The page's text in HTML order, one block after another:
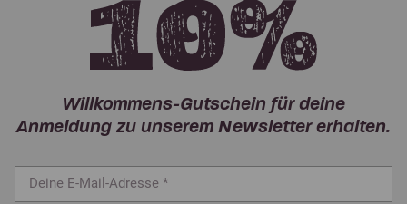
Willkommens-Gutschein für deine
Anmeldung zu unserem Newsletter erhalten.